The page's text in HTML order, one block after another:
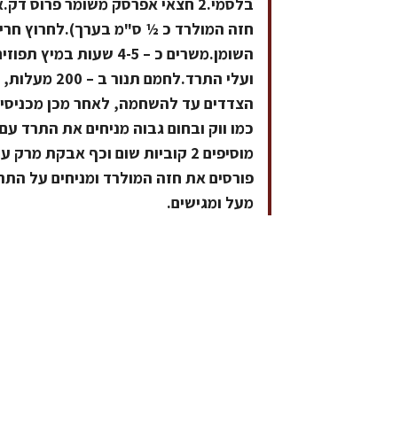
חזה המולרד כ ½ ס"מ בערך).לחרוץ
השומן.משרים כ – 4-5
ועלי
כמו ווק ובחום גבוה מניחים את התרד
פורסים את חזה המולרד ומניחים על
מעל ומגישים.